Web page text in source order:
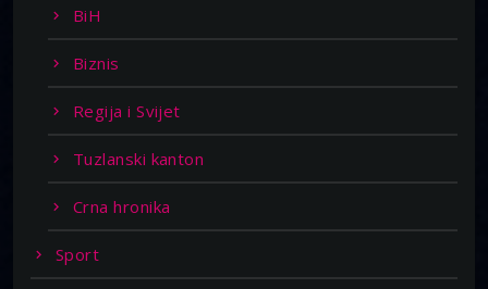
BiH
Biznis
Regija i Svijet
Tuzlanski kanton
Crna hronika
Sport